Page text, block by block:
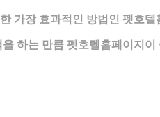
가장 효과적인 방법인 펫호
하는 만큼 펫호텔홈페이지